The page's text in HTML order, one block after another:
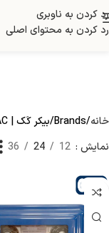
رد کردن به ناوبری
رد کردن به محتوای اصلی
خانه Brands بیکر کَک | Baker CAC
نمایش 12
24
36